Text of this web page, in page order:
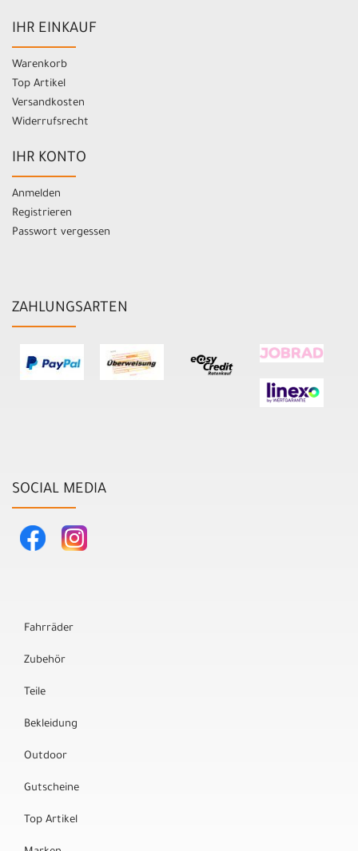
IHR EINKAUF
Warenkorb
Top Artikel
Versandkosten
Widerrufsrecht
IHR KONTO
Anmelden
Registrieren
Passwort vergessen
ZAHLUNGSARTEN
SOCIAL MEDIA
Fahrräder
Zubehör
Teile
Bekleidung
Outdoor
Gutscheine
Top Artikel